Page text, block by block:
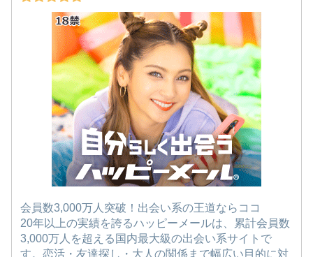
会員数3,000万人突破！出会い系の王道ならココ
20年以上の実績を誇るハッピーメールは、累計会員数
3,000万人を超える国内最大級の出会い系サイトで
す。恋活・友達探し・大人の関係まで幅広い目的に対